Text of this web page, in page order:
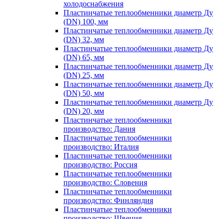
холодоснабжения
Пластинчатые теплообменники диаметр Ду
(DN) 100, мм
Пластинчатые теплообменники диаметр Ду
(DN) 32, мм
Пластинчатые теплообменники диаметр Ду
(DN) 65, мм
Пластинчатые теплообменники диаметр Ду
(DN) 25, мм
Пластинчатые теплообменники диаметр Ду
(DN) 50, мм
Пластинчатые теплообменники диаметр Ду
(DN) 20, мм
Пластинчатые теплообменники
производство: Дания
Пластинчатые теплообменники
производство: Италия
Пластинчатые теплообменники
производство: Россия
Пластинчатые теплообменники
производство: Словения
Пластинчатые теплообменники
производство: Финляндия
Пластинчатые теплообменники